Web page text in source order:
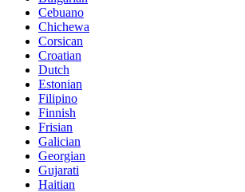
Cebuano
Chichewa
Corsican
Croatian
Dutch
Estonian
Filipino
Finnish
Frisian
Galician
Georgian
Gujarati
Haitian